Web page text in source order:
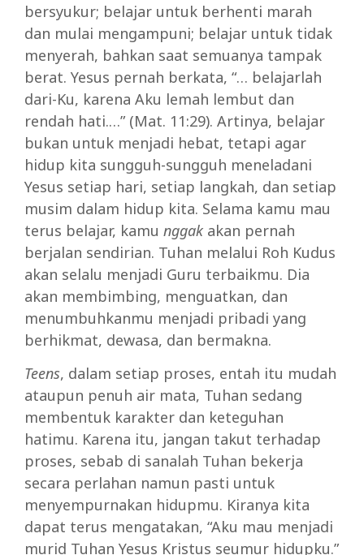
bersyukur; belajar untuk berhenti marah
dan mulai mengampuni; belajar untuk tidak
menyerah, bahkan saat semuanya tampak
berat. Yesus pernah berkata, “… belajarlah
dari-Ku, karena Aku lemah lembut dan
rendah hati.…” (Mat. 11:29). Artinya, belajar
bukan untuk menjadi hebat, tetapi agar
hidup kita sungguh-sungguh meneladani
Yesus setiap hari, setiap langkah, dan setiap
musim dalam hidup kita. Selama kamu mau
terus belajar, kamu nggak akan pernah
berjalan sendirian. Tuhan melalui Roh Kudus
akan selalu menjadi Guru terbaikmu. Dia
akan membimbing, menguatkan, dan
menumbuhkanmu menjadi pribadi yang
berhikmat, dewasa, dan bermakna.
Teens, dalam setiap proses, entah itu mudah
ataupun penuh air mata, Tuhan sedang
membentuk karakter dan keteguhan
hatimu. Karena itu, jangan takut terhadap
proses, sebab di sanalah Tuhan bekerja
secara perlahan namun pasti untuk
menyempurnakan hidupmu. Kiranya kita
dapat terus mengatakan, “Aku mau menjadi
murid Tuhan Yesus Kristus seumur hidupku.”